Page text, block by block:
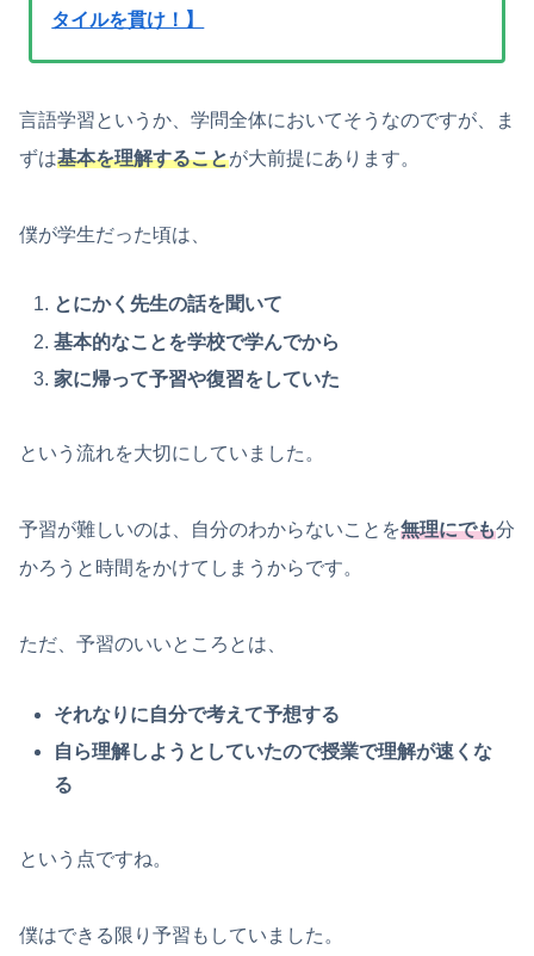
タイルを貫け！】
言語学習というか、学問全体においてそうなのですが、ま
ずは基本を理解することが大前提にあります。
僕が学生だった頃は、
とにかく先生の話を聞いて
基本的なことを学校で学んでから
家に帰って予習や復習をしていた
という流れを大切にしていました。
予習が難しいのは、自分のわからないことを無理にでも分
かろうと時間をかけてしまうからです。
ただ、予習のいいところとは、
それなりに自分で考えて予想する
自ら理解しようとしていたので授業で理解が速くな
る
という点ですね。
僕はできる限り予習もしていました。